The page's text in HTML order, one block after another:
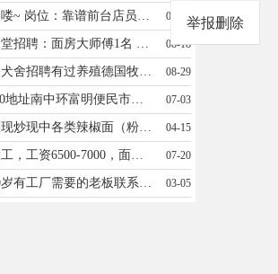
清一社棋牌馆招人喽~ 岗位：靠谱前台店员有类似工作经验的最好没有也没关系可以慢慢学 工作内容： 1、棋牌室日常事务（泡茶、开台、结账、和客户沟通及回复微信) 2、简单清理室内卫生，及时补充饮品 工作时间：12：00-22：00月休2天要求：喜欢打麻将，性格活波开朗外向，沟通能力强，年龄要求18-35岁 薪资待遇：4000➕(底薪加提成) 工作地点：太原市太铁佳苑东门北侧清一社棋牌室，感兴趣的可以直接联系：张先生15333618930 09-16
马蹄莲小学学校食堂招聘：面房大师傅1名 工资6500包食宿，节假日带薪休假，团队优秀 阎13509733797 08-18
（招聘），厚福涞犬舍招聘有过养殖德国牧羊犬5年以上经验的饲养繁殖人员 年龄30以上男，带狗人员，18岁以上男 工作内容，正常的喂养 要求～喜欢热爱德国牧羊犬，品德端正，为人正派，身体健康，性格开郎，懂礼貌，守纪律，人勤快，能吃苦，爱干净，能打针输液，接生小狗~待遇管吃住 工资详谈，需要耐心仔细 自带狗者有意者联系18734199997 08-29
招聘司机5000-6000地址南中环富明便民市场电话17513318233 07-03
根据客户要求订制现炒现中各类辣椒面（粉），专业配制串串香香料、卤料、五香粉、烧烤料，青花椒，红花椒、四川罐罐芽菜等各类餐饮调味品，全国各地可发物流或快递，味之源调味品经营部欢迎您的咨询，咨询电话13880839706，微信同号。 04-15
现招聘一名凉菜大工，工资6500-7000，面房大工一名6500-7000；要求吃苦耐劳，听指挥服命令。地址小店区人民路晋乡家宴，联系电话裴师傅15003407006鸽子勿扰少爷公主勿扰。 07-20
万柏林区附近男50岁有工厂需要的老板联系15035140797 03-05
举报删除